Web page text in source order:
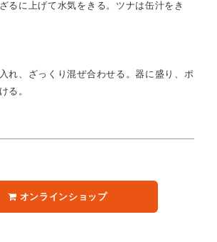
るに上げて水気をきる。ツナは缶汁をき
、ざっくり混ぜ合わせる。器に盛り、ポ
る。
オンラインショップ